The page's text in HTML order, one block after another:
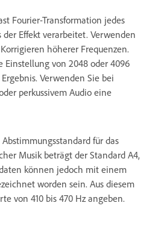
Fourier-Transformation jedes
Effekt verarbeitet. Verwenden
höherer Frequenzen.
von 2048 oder 4096
Verwenden Sie bei
perkussivem Audio eine
für das
Musik beträgt der Standard A4,
können jedoch mit einem
worden sein. Aus diesem
von 410 bis 470 Hz angeben.